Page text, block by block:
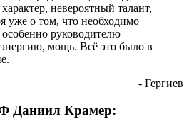
невероятный талант,
уже о том, что необходимо
руководителю
мощь. Всё это было в
- Гергиев
Даниил Крамер: